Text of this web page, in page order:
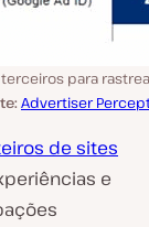
para
Advertiser
de sites
e